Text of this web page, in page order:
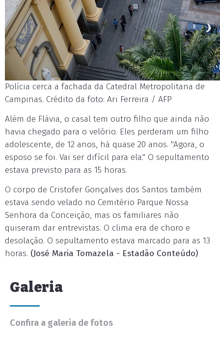
Polícia cerca a fachada da Catedral Metropolitana de
Campinas. Crédito da foto: Ari Ferreira / AFP
Além de Flávia, o casal tem outro filho que ainda não
havia chegado para o velório. Eles perderam um filho
adolescente, de 12 anos, há quase 20 anos. "Agora, o
esposo se foi. Vai ser difícil para ela." O sepultamento
estava previsto para as 15 horas.
O corpo de Cristofer Gonçalves dos Santos também
estava sendo velado no Cemitério Parque Nossa
Senhora da Conceição, mas os familiares não
quiseram dar entrevistas. O clima era de choro e
desolação. O sepultamento estava marcado para as 13
horas. (José Maria Tomazela - Estadão Conteúdo)
Galeria
Confira a galeria de fotos